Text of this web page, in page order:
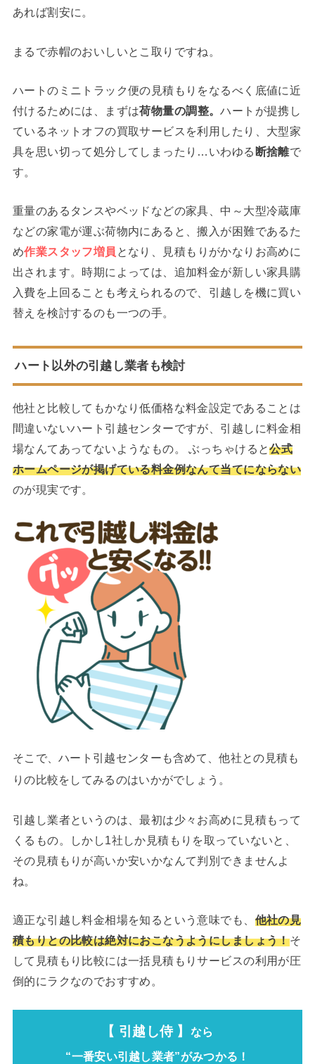
あれば割安に。
まるで赤帽のおいしいとこ取りですね。
ハートのミニトラック便の見積もりをなるべく底値に近
付けるためには、まずは荷物量の調整。ハートが提携し
ているネットオフの買取サービスを利用したり、大型家
具を思い切って処分してしまったり…いわゆる 断捨離で
す。
重量のあるタンスやベッドなどの家具、中～大型冷蔵庫
などの家電が運ぶ荷物内にあると、搬入が困難であるた
め作業スタッフ増員 となり、見積もりがかなりお高めに
出されます。時期によっては、追加料金が新しい家具購
入費を上回ることも考えられるので、引越しを機に買い
替えを検討するのも一つの手。
ハート以外の引越し業者も検討
他社と比較してもかなり低価格な料金設定であることは
間違いないハート引越センターですが、引越しに料金相
場なんてあってないようなもの。 ぶっちゃけると公式
ホームページが掲げている料金例なんて当てにならない
のが現実です。
そこで、ハート引越センターも含めて、他社との見積も
りの比較をしてみるのはいかがでしょう。
引越し業者というのは、最初は少々お高めに見積もって
くるもの。しかし1社しか見積もりを取っていないと、
その見積もりが高いか安いかなんて判別できませんよ
ね。
適正な引越し料金相場を知るという意味でも、 他社の見
積もりとの比較は絶対におこなうようにしましょう！そ
して見積もり比較には一括見積もりサービスの利用が圧
倒的にラクなのでおすすめ。
【 引越し侍 】 なら
“一番安い引越し業者”がみつかる！